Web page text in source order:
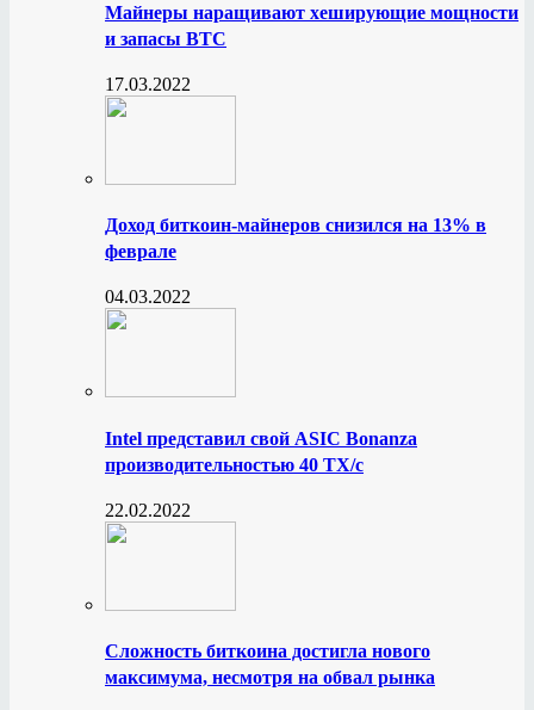
Майнеры наращивают хеширующие мощности
и запасы BTC
17.03.2022
Доход биткоин-майнеров снизился на 13% в
феврале
04.03.2022
Intel представил свой ASIC Bonanza
производительностью 40 ТХ/с
22.02.2022
Сложность биткоина достигла нового
максимума, несмотря на обвал рынка